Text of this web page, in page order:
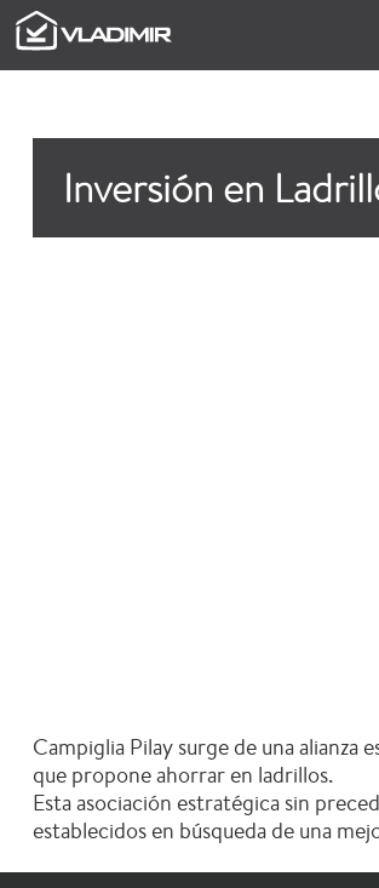
Inversión en
Campiglia Pilay surge de una
que propone ahorrar en ladrillos.
Esta asociación estratégica sin
establecidos en búsqueda de una